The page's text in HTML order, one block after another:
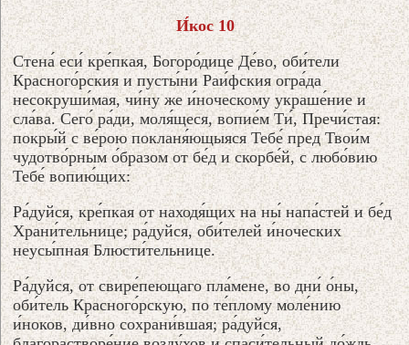
И́кос 10
Стена́ еси́ кре́пкая, Богоро́дице Де́во, оби́тели
Красного́рския и пусты́ни Раи́фския огра́да
несокруши́мая, чи́ну же и́ноческому украше́ние и
сла́ва. Сего́ ра́ди, моля́щеся, вопие́м Ти́, Пречи́стая:
покры́й с ве́рою покланя́ющыяся Тебе́ пред Твои́м
чудотво́рным о́бразом от бе́д и скорбе́й, с любо́вию
Тебе́ вопию́щих:
Ра́дуйся, кре́пкая от находя́щих на ны́ напа́стей и бе́д
Храни́тельнице; ра́дуйся, оби́телей и́ноческих
неусы́пная Блюсти́тельнице.
Ра́дуйся, от свире́пеющаго пла́мене, во дни́ о́ны,
оби́тель Красного́рскую, по те́плому моле́нию
и́ноков, ди́вно сохрани́вшая; ра́дуйся,